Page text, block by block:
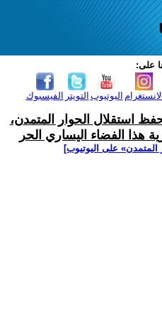
على:
الفيسبوك التويتر اليوتيوب الانستغرام
استقلال الحوار المتمدن،
هذا الفضاء اليساري الحر
على اليوتيوب]